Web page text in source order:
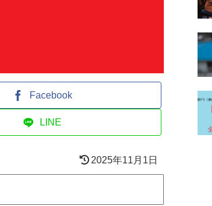
Facebook
LINE
2025年11月1日